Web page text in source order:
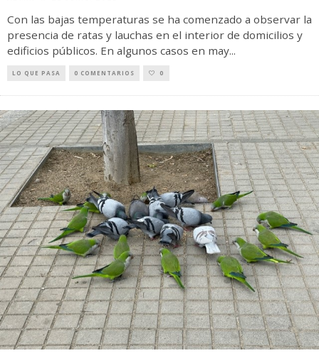
Con las bajas temperaturas se ha comenzado a observar la
presencia de ratas y lauchas en el interior de domicilios y
edificios públicos. En algunos casos en may...
LO QUE PASA 0 COMENTARIOS 0